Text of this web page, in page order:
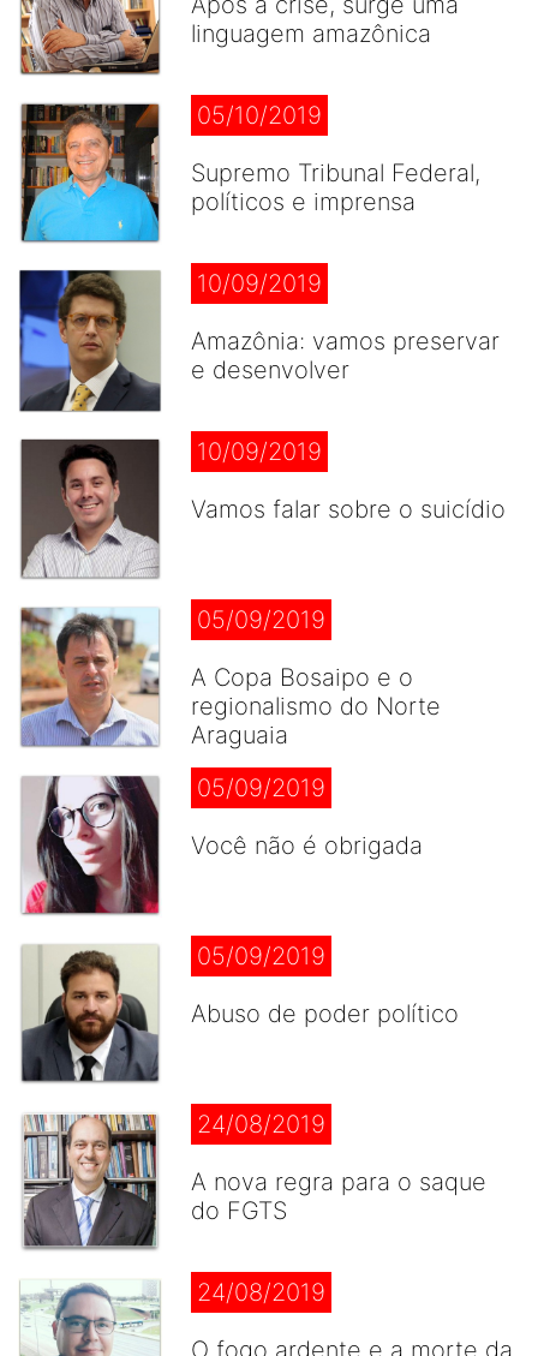
linguagem amazônica
05/10/2019
Supremo Tribunal Federal,
políticos e imprensa
10/09/2019
Amazônia: vamos preservar
e desenvolver
10/09/2019
Vamos falar sobre o suicídio
05/09/2019
A Copa Bosaipo e o
regionalismo do Norte
Araguaia
05/09/2019
Você não é obrigada
05/09/2019
Abuso de poder político
24/08/2019
A nova regra para o saque
do FGTS
24/08/2019
O fogo ardente e a morte da